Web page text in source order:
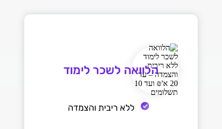
הלוואה לשכר לימוד
ללא ריבית והצמדה